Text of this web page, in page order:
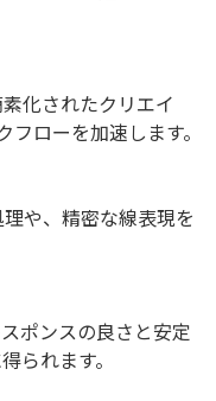
化されたクリエイ
ローを加速します。
や、精密な線表現を
ポンスの良さと安定
られます。